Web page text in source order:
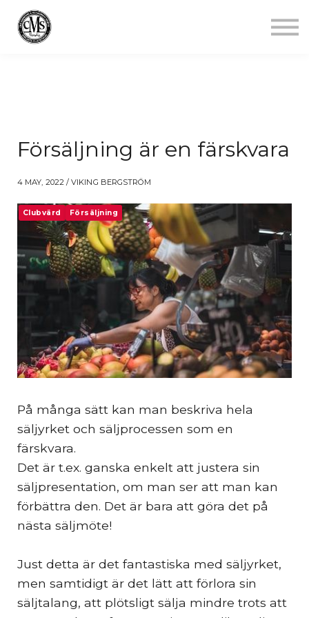
Försäljning är en färskvara
4 MAY, 2022 / VIKING BERGSTRÖM
Clubvärd Försäljning
På många sätt kan man beskriva hela
säljyrket och säljprocessen som en
färskvara.
Det är t.ex. ganska enkelt att justera sin
säljpresentation, om man ser att man kan
förbättra den. Det är bara att göra det på
nästa säljmöte!
Just detta är det fantastiska med säljyrket,
men samtidigt är det lätt att förlora sin
säljtalang, att plötsligt sälja mindre trots att